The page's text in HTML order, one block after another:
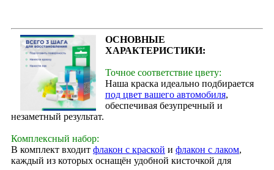
ОСНОВНЫЕ
ХАРАКТЕРИСТИКИ:
Точное соответствие цвету:
Наша краска идеально подбирается
под цвет вашего автомобиля,
обеспечивая безупречный и
незаметный результат.
Комплексный набор:
В комплект входит флакон с краской и флакон с лаком,
каждый из которых оснащён удобной кисточкой для